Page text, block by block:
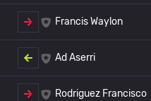
Francis Waylon
Ad Aserri
Rodriguez Francisco